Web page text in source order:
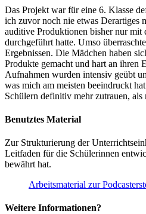
Das Projekt war für eine 6. Klasse
ich zuvor noch nie etwas Derartiges
auditive Produktionen bisher nur mit
durchgeführt hatte. Umso
Ergebnissen. Die Mädchen haben
Produkte gemacht und hart an ihren
Aufnahmen wurden intensiv geübt
was mich am meisten beeindruckt
Schülern definitiv mehr zutrauen, als
Benutztes Material
Zur Strukturierung der
Leitfaden für die Schülerinnen
bewährt hat.
Arbeitsmaterial zur
Weitere Informationen?